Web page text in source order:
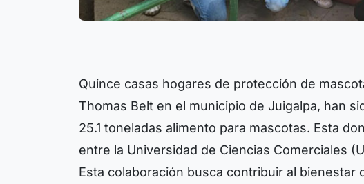
Quince casas hogares de protección de
Thomas Belt en el municipio de Juigalpa, han
25.1 toneladas alimento para mascotas. Esta
entre la Universidad de Ciencias Comerciales
Esta colaboración busca contribuir al bienestar